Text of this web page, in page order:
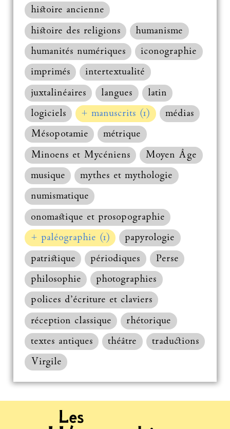
histoire ancienne
histoire des religions
humanisme
humanités numériques
iconographie
imprimés
intertextualité
juxtalinéaires
langues
latin
logiciels
+ manuscrits (1)
médias
Mésopotamie
métrique
Minoens et Mycéniens
Moyen Âge
musique
mythes et mythologie
numismatique
onomastique et prosopographie
+ paléographie (1)
papyrologie
patristique
périodiques
Perse
philosophie
photographies
polices d’écriture et claviers
réception classique
rhétorique
textes antiques
théâtre
traductions
Virgile